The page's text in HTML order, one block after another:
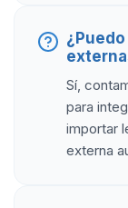
Sí,
para
importar
externa